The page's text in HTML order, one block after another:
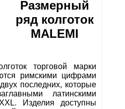
Размерный
ряд колготок
MALEMI
торговой марки
римскими цифрами
последних, которые
латинскими
Изделия доступны